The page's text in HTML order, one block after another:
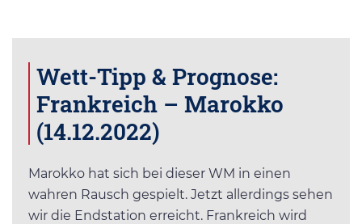
Wett-Tipp & Prognose:
Frankreich – Marokko
(14.12.2022)
Marokko hat sich bei dieser WM in einen
wahren Rausch gespielt. Jetzt allerdings sehen
wir die Endstation erreicht. Frankreich wird